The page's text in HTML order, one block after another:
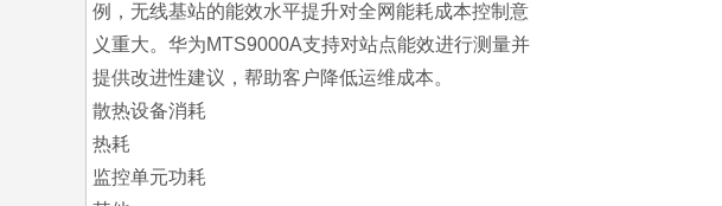
例，无线基站的能效水平提升对全网能耗成本控制意
义重大。华为MTS9000A支持对站点能效进行测量并
提供改进性建议，帮助客户降低运维成本。
散热设备消耗
热耗
监控单元功耗